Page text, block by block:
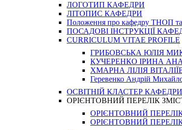
ЛОГОТИП КАФЕДРИ
ЛІТОПИС КАФЕДРИ
Положення про кафедру ТНОП
ПОСАДОВІ ІНСТРУКЦІЇ
CURRICULUM VITAE PROFILE
ГРИБОВСЬКА ЮЛІЯ
КУЧЕРЕНКО ІРИНА
ХМАРНА ЛІЛІЯ
Геревенко Андрій
ОСВІТНІЙ КЛАСТЕР КАФЕДРИ
ОРІЄНТОВНИЙ ПЕРЕЛІК
ОРІЄНТОВНИЙ
ОРІЄНТОВНИЙ